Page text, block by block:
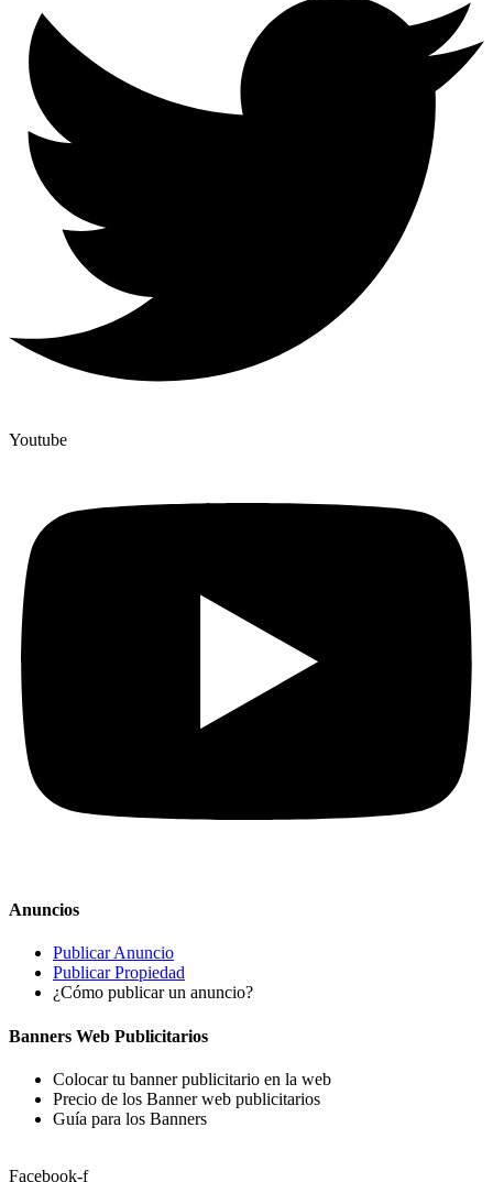
Youtube
Anuncios
Publicar Anuncio
Publicar Propiedad
¿Cómo publicar un anuncio?
Banners Web Publicitarios
Colocar tu banner publicitario en la web
Precio de los Banner web publicitarios
Guía para los Banners
Facebook-f